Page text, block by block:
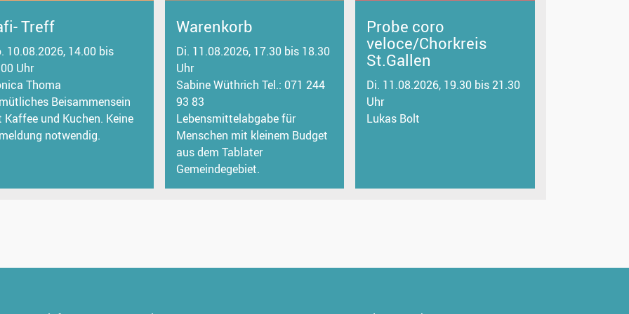
Treff
10.08.2026, 14.00 bis
Uhr
Thoma
Beisammensein
Kaffee und Kuchen. Keine
notwendig.
Warenkorb
Di. 11.08.2026, 17.30 bis 18.30
Uhr
Sabine Wüthrich Tel.: 071 244
93 83
Lebensmittelabgabe für
Menschen mit kleinem Budget
aus dem Tablater
Gemeindegebiet.
Probe coro
veloce/Chorkreis
St.Gallen
Di. 11.08.2026, 19.30 bis 21.30
Uhr
Lukas Bolt